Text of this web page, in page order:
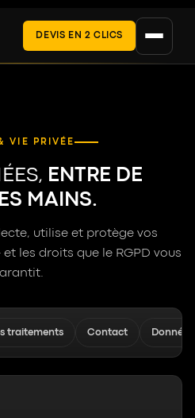
DEVIS EN 2 CLICS
VIE PRIVÉE
ENTRE DE
MAINS.
utilise et protège vos
les droits que le RGPD vous
traitements Contact